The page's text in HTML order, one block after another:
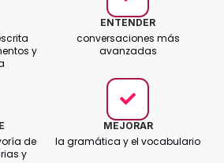
y
ENTENDER
conversaciones más
avanzadas
de
y
MEJORAR
la gramática y el vocabulario